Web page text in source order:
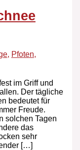
, Pfoten,
im Griff und
Der tägliche
bedeutet für
Freude.
solchen Tagen
das
sehr
[…]